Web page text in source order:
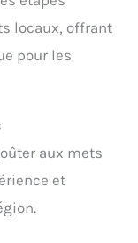
locaux, offrant
pour les
aux mets
et